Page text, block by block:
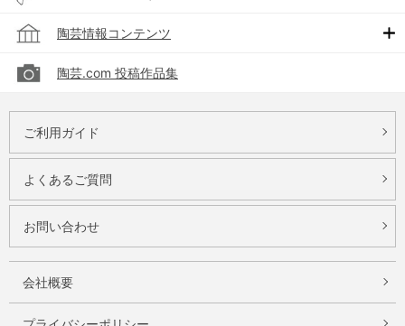
陶芸情報コンテンツ
陶芸.com 投稿作品集
ご利用ガイド
よくあるご質問
お問い合わせ
会社概要